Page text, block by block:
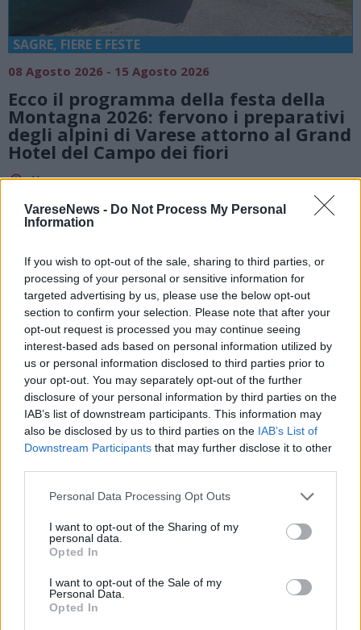
VareseNews - Do Not Process My Personal
Information
If you wish to opt-out of the sale, sharing to third parties, or
processing of your personal or sensitive information for
targeted advertising by us, please use the below opt-out
section to confirm your selection. Please note that after your
opt-out request is processed you may continue seeing
interest-based ads based on personal information utilized by
us or personal information disclosed to third parties prior to
your opt-out. You may separately opt-out of the further
disclosure of your personal information by third parties on the
IAB’s list of downstream participants. This information may
also be disclosed by us to third parties on the IAB’s List of
Downstream Participants that may further disclose it to other
Personal Data Processing Opt Outs
I want to opt-out of the Sharing of my
personal data.
Opted In
I want to opt-out of the Sale of my
Personal Data.
Opted In
SAGRE, FIERE E FESTE
08 Agosto 2026 - 15 Agosto 2026
Ecco il programma della festa della
Montagna 2026: fervono i preparativi
degli alpini di Varese attorno al Grand
Hotel del Campo dei fiori
Varese
Grand Hotel Campo Dei Fiori Di Varese
SAGRE, FIERE E FESTE
08 Agosto 2026 - 15 Agosto 2026
Torna il Ferragosto Lavenese: ecco il
programma dell’edizione 2026
Laveno Mombello